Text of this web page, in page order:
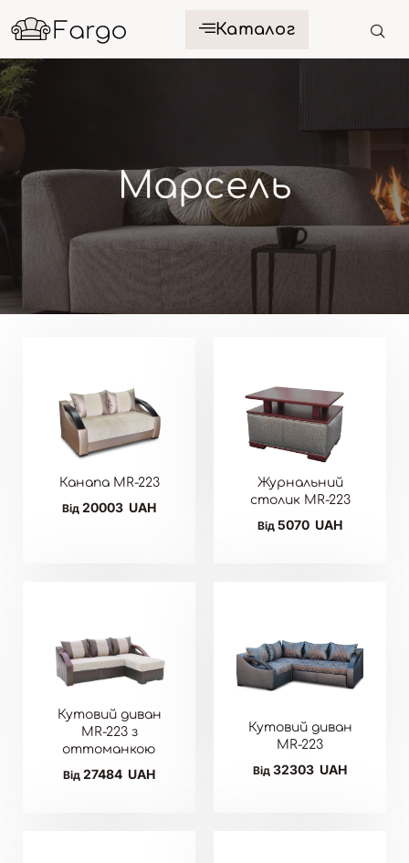
Каталог
Марсель
Канапа MR-223
Від 20003 UAH
Журнальний
столик MR-223
Від 5070 UAH
Кутовий диван
MR-223 з
оттоманкою
Від 27484 UAH
Кутовий диван
MR-223
Від 32303 UAH